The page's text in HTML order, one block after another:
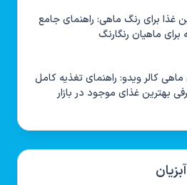
غذا برای رنگ ماهی: راهنمای جامع
برای ماهیان رنگارنگ
کالر ویدو: راهنمای تغذیه کامل
بهترین غذای موجود در بازار